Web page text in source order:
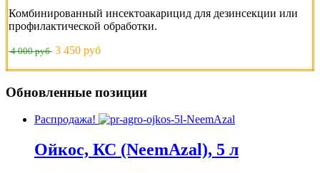
Комбинированный инсектоакарицид для дезинсекции или
профилактической обработки.
4 000 руб 3 450 руб
Обновленные позиции
Распродажа!
Ойкос, КС (NeemAzal), 5 л